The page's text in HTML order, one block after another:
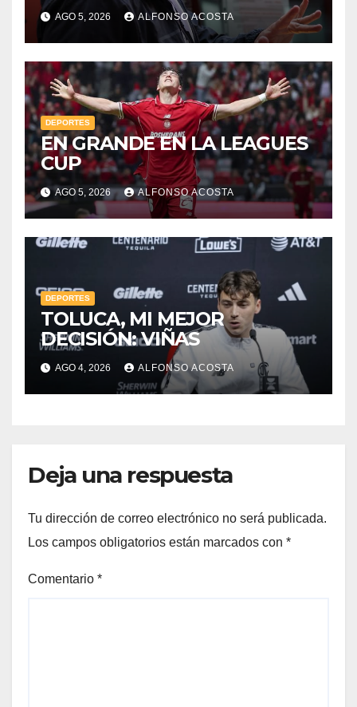
AGO 5, 2026 ALFONSO ACOSTA
DEPORTES
EN GRANDE EN LA LEAGUES
CUP
AGO 5, 2026 ALFONSO ACOSTA
DEPORTES
TOLUCA, MI MEJOR
DECISIÓN: VIÑAS
AGO 4, 2026 ALFONSO ACOSTA
Deja una respuesta
Tu dirección de correo electrónico no será publicada.
Los campos obligatorios están marcados con *
Comentario *